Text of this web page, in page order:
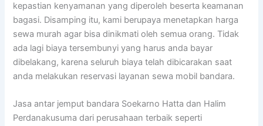
kepastian kenyamanan yang diperoleh beserta keamanan
bagasi. Disamping itu, kami berupaya menetapkan harga
sewa murah agar bisa dinikmati oleh semua orang. Tidak
ada lagi biaya tersembunyi yang harus anda bayar
dibelakang, karena seluruh biaya telah dibicarakan saat
anda melakukan reservasi layanan sewa mobil bandara.
Jasa antar jemput bandara Soekarno Hatta dan Halim
Perdanakusuma dari perusahaan terbaik seperti